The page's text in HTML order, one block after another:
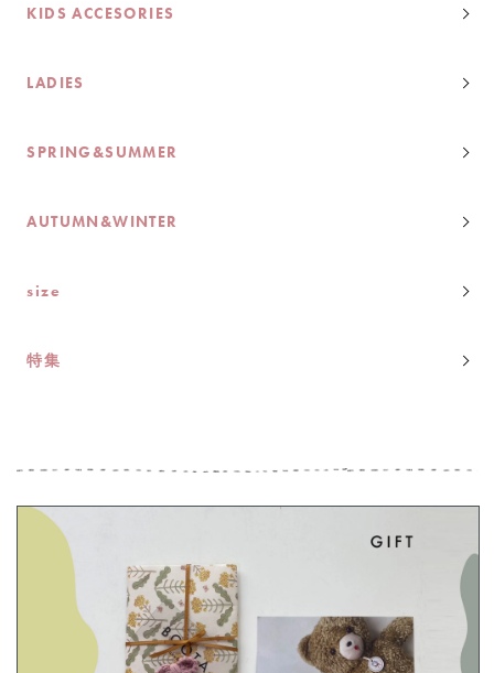
KIDS ACCESORIES
LADIES
SPRING&SUMMER
AUTUMN&WINTER
size
特集